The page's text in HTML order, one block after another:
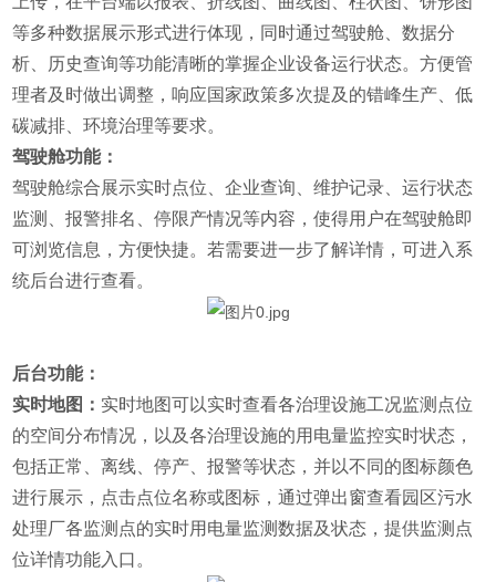
等多种数据展示形式进行体现，同时通过驾驶舱、数据分
析、历史查询等功能清晰的掌握企业设备运行状态。方便管
理者及时做出调整，响应国家政策多次提及的错峰生产、低
碳减排、环境治理等要求。
驾驶舱功能：
驾驶舱综合展示实时点位、企业查询、维护记录、运行状态
监测、报警排名、停限产情况等内容，使得用户在驾驶舱即
可浏览信息，方便快捷。若需要进一步了解详情，可进入系
统后台进行查看。
后台功能：
实时地图： 实时地图可以实时查看各治理设施工况监测点位
的空间分布情况，以及各治理设施的用电量监控实时状态，
包括正常、离线、停产、报警等状态，并以不同的图标颜色
进行展示，点击点位名称或图标，通过弹出窗查看园区污水
处理厂各监测点的实时用电量监测数据及状态，提供监测点
位详情功能入口。